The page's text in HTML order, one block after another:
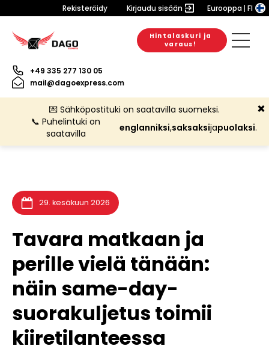
Rekisteröidy Kirjaudu sisään Eurooppa FI
Hintalaskuri ja
varaus!
+49 335 277 130 05
mail@dagoexpress.com
💌 Sähköpostituki on saatavilla suomeksi.
📞 Puhelintuki on
saatavilla
englanniksi,saksaksijapuolaksi.
29. kesäkuun 2026
Tavara matkaan ja
perille vielä tänään:
näin same-day-
suorakuljetus toimii
kiiretilanteessa
6. elokuun 2026
31. maaliskuun 2026
30. maaliskuun 2026